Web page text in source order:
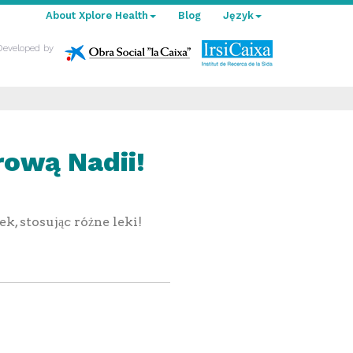
Język
About Xplore Health Blog
by
Nadii!
stosując różne leki!